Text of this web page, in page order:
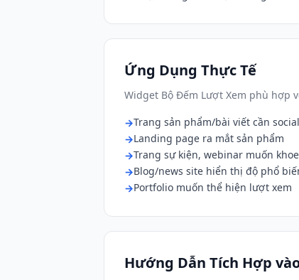
Ứng Dụng Thực Tế
Widget Bộ Đếm Lượt Xem phù hợp
Trang sản phẩm/bài viết cần
Landing page ra mắt sản phẩm
Trang sự kiện, webinar muốn
Blog/news site hiển thị độ phổ
Portfolio muốn thể hiện lượt xem
Hướng Dẫn Tích Hợp